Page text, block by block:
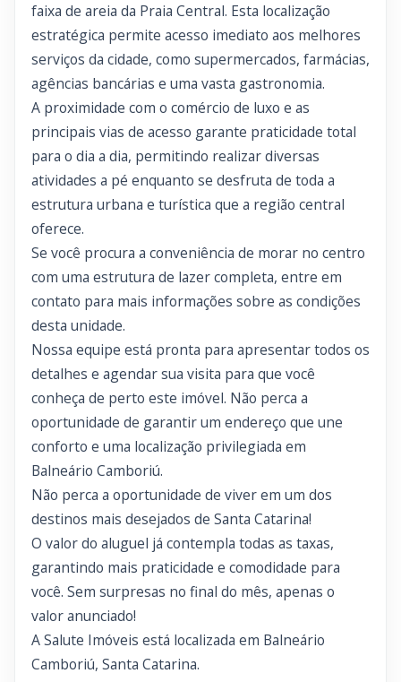
faixa de areia da Praia Central. Esta localização
estratégica permite acesso imediato aos melhores
serviços da cidade, como supermercados, farmácias,
agências bancárias e uma vasta gastronomia.
A proximidade com o comércio de luxo e as
principais vias de acesso garante praticidade total
para o dia a dia, permitindo realizar diversas
atividades a pé enquanto se desfruta de toda a
estrutura urbana e turística que a região central
oferece.
Se você procura a conveniência de morar no centro
com uma estrutura de lazer completa, entre em
contato para mais informações sobre as condições
desta unidade.
Nossa equipe está pronta para apresentar todos os
detalhes e agendar sua visita para que você
conheça de perto este imóvel. Não perca a
oportunidade de garantir um endereço que une
conforto e uma localização privilegiada em
Balneário Camboriú.
Não perca a oportunidade de viver em um dos
destinos mais desejados de Santa Catarina!
O valor do aluguel já contempla todas as taxas,
garantindo mais praticidade e comodidade para
você. Sem surpresas no final do mês, apenas o
valor anunciado!
A Salute Imóveis está localizada em Balneário
Camboriú, Santa Catarina.